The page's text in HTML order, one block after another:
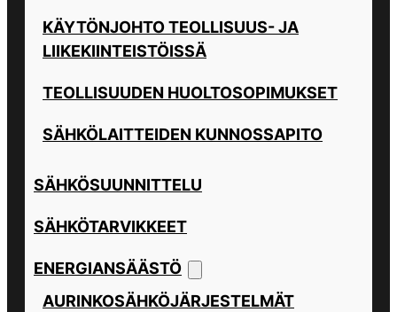
KÄYTÖNJOHTO TEOLLISUUS- JA
LIIKEKIINTEISTÖISSÄ
TEOLLISUUDEN HUOLTOSOPIMUKSET
SÄHKÖLAITTEIDEN KUNNOSSAPITO
SÄHKÖSUUNNITTELU
SÄHKÖTARVIKKEET
ENERGIANSÄÄSTÖ
AURINKOSÄHKÖJÄRJESTELMÄT